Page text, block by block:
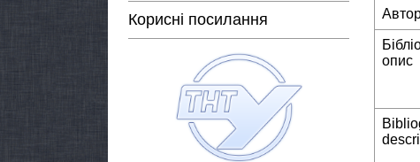
Корисні посилання
опис